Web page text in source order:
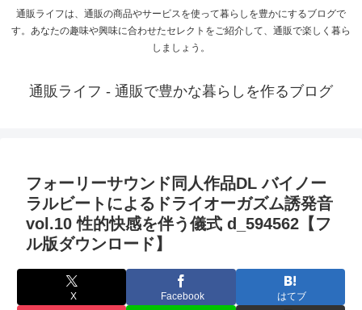
通販ライフは、通販の商品やサービスを使って暮らしを豊かにするブログで
す。あなたの趣味や興味に合わせたセレクトをご紹介して、通販で楽しく暮ら
しましょう。
通販ライフ - 通販で豊かな暮らしを作るブログ
フォーリーサウンド同人作品DL バイノー
ラルビートによるドライオーガズム誘発音
vol.10 性的快感を伴う儀式 d_594562【フ
ル版ダウンロード】
X Facebook はてブ